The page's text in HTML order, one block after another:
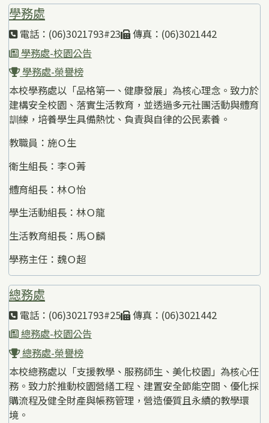
學務處
電話：(06)3021793#23
傳真：(06)3021442
學務處-校園公告
學務處-榮譽榜
本校學務處以「品格第一、健康發展」為核心理念。致力於
建構安全校園、落實生活教育，並透過多元社團活動與體育
訓練，培養學生具備熱忱、負責與自律的公民素養。
教職員：施Ｏ生
衛生組長：李Ｏ菁
體育組長：林Ｏ怡
學生活動組長：林Ｏ龍
生活教育組長：馬Ｏ麟
學務主任：魏Ｏ超
總務處
電話：(06)3021793#25
傳真：(06)3021442
總務處-校園公告
總務處-榮譽榜
本校總務處以「支援教學、服務師生、美化校園」為核心任
務。致力於推動校園營繕工程、建置安全節能空間、優化採
購流程及健全財產與帳務管理，營造優質且永續的教學環
境。